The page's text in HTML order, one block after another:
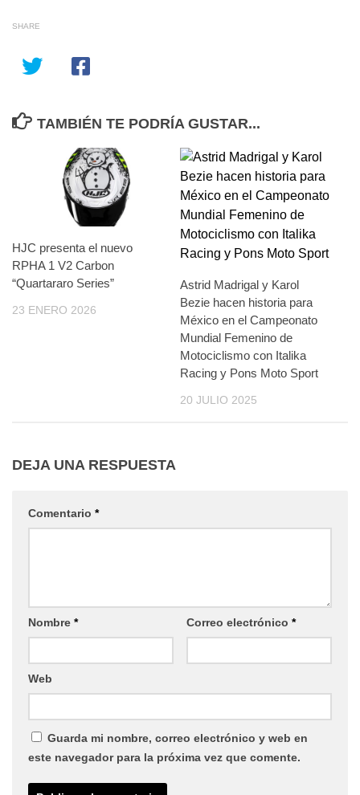
SHARE
TAMBIÉN TE PODRÍA GUSTAR...
HJC presenta el nuevo
RPHA 1 V2 Carbon
“Quartararo Series”
23 ENERO 2026
Astrid Madrigal y Karol
Bezie hacen historia para
México en el Campeonato
Mundial Femenino de
Motociclismo con Italika
Racing y Pons Moto Sport
20 JULIO 2025
DEJA UNA RESPUESTA
Comentario *
Nombre * Correo electrónico *
Web
Guarda mi nombre, correo electrónico y web en
este navegador para la próxima vez que comente.